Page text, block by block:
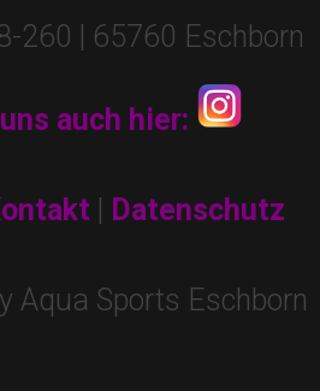
260 | 65760 Eschborn
auch hier:
Datenschutz
Aqua Sports Eschborn